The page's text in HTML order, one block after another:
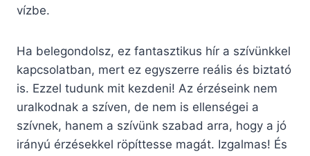
vízbe.
Ha belegondolsz, ez fantasztikus hír a szívünkkel
kapcsolatban, mert ez egyszerre reális és biztató
is. Ezzel tudunk mit kezdeni! Az érzéseink nem
uralkodnak a szíven, de nem is ellenségei a
szívnek, hanem a szívünk szabad arra, hogy a jó
irányú érzésekkel röpíttesse magát. Izgalmas! És